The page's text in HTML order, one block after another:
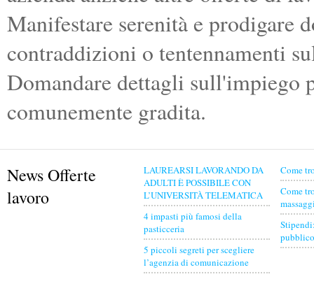
Manifestare serenità e prodigare
contraddizioni o tentennamenti
Domandare dettagli sull'impiego
comunemente gradita.
News Offerte
lavoro
LAUREARSI LAVORANDO DA
ADULTI È POSSIBILE CON
L’UNIVERSITÀ TELEMATICA
4 impasti più famosi della
pasticceria
5 piccoli segreti per scegliere
l’agenzia di comunicazione
Come
Come